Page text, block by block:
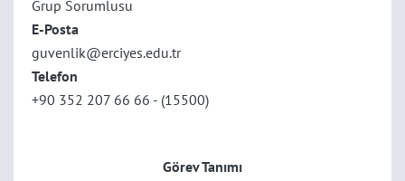
Grup Sorumlusu
E-Posta
guvenlik@erciyes.edu.tr
Telefon
+90 352 207 66 66 - (15500)
Görev Tanımı